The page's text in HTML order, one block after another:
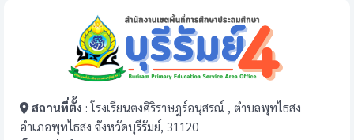
สถานที่ตั้ง : โรงเรียนตงศิริราษฎร์อนุสรณ์ , ตำบลพุทไธสง
อำเภอพุทไธสง จังหวัดบุรีรัมย์, 31120